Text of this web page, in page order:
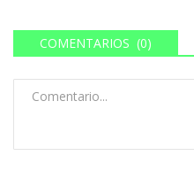
COMENTARIOS (0)